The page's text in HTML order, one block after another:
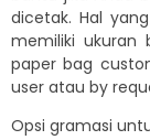
dicetak. Hal
memiliki ukuran
paper bag
user atau by
Opsi gramasi